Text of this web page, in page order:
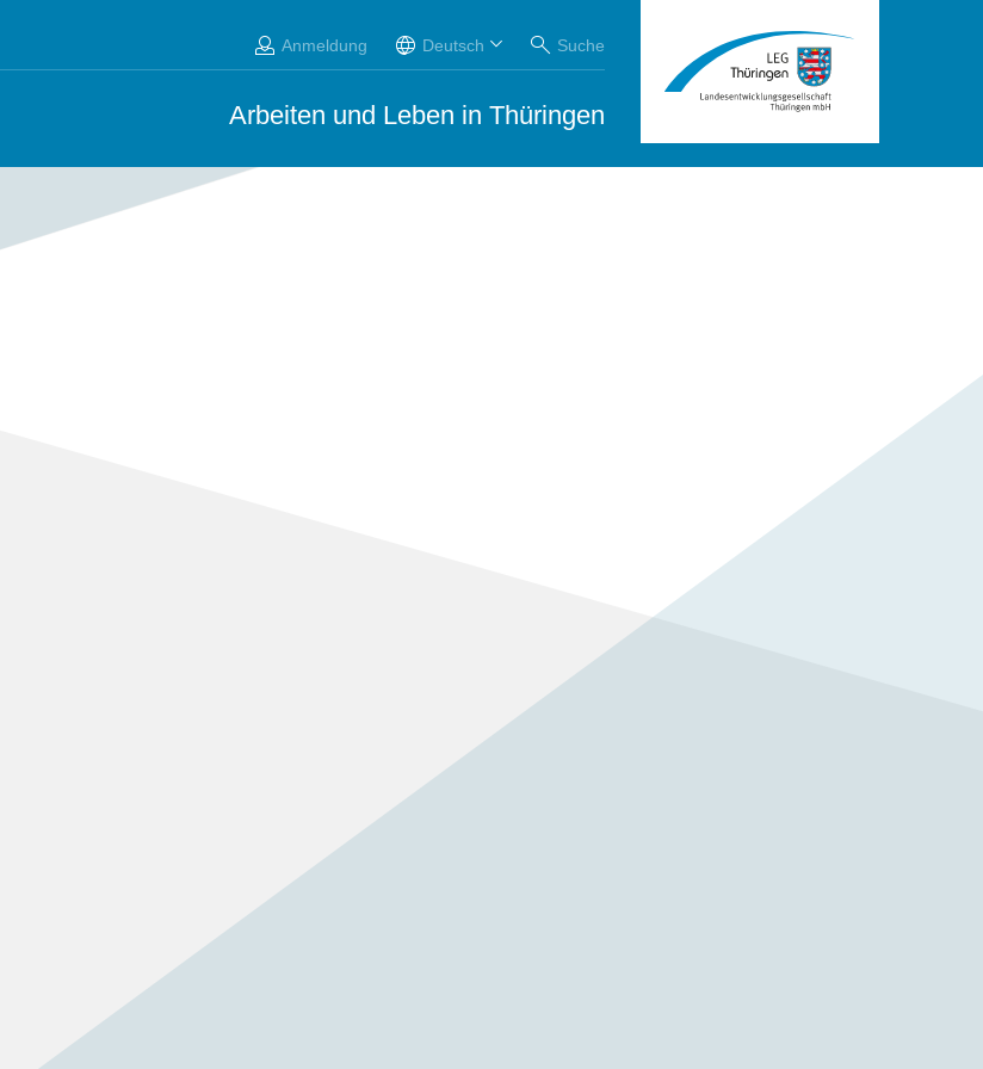
Anmeldung Deutsch Suche
Arbeiten und Leben in Thüringen